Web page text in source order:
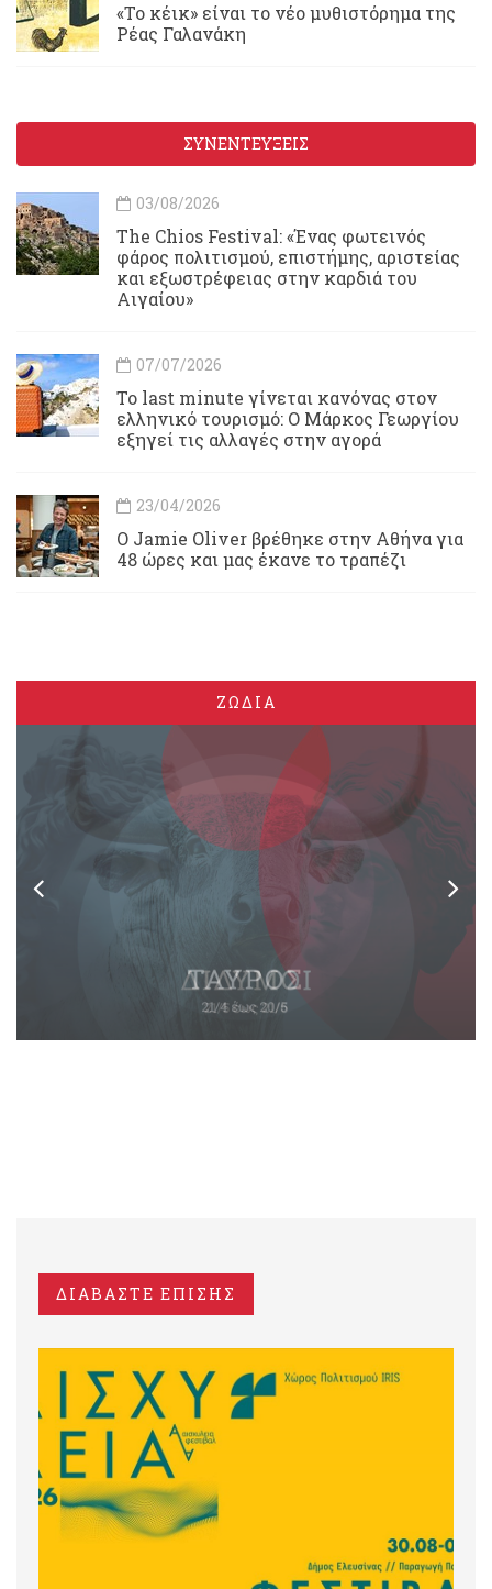
«Το κέικ» είναι το νέο μυθιστόρημα της
Ρέας Γαλανάκη
ΣΥΝΕΝΤΕΥΞΕΙΣ
03/08/2026
Τhe Chios Festival: «Ένας φωτεινός
φάρος πολιτισμού, επιστήμης, αριστείας
και εξωστρέφειας στην καρδιά του
Αιγαίου»
07/07/2026
Το last minute γίνεται κανόνας στον
ελληνικό τουρισμό: Ο Μάρκος Γεωργίου
εξηγεί τις αλλαγές στην αγορά
23/04/2026
Ο Jamie Oliver βρέθηκε στην Αθήνα για
48 ώρες και μας έκανε το τραπέζι
ΖΩΔΙΑ
ΔΙΑΒΑΣΤΕ ΕΠΙΣΗΣ